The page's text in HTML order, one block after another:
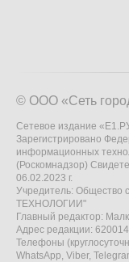
© ООО «Сеть
Сетевое издание
Зарегистрировано
информационных
(Роскомнадзор)
06.02.2023 г.
Учредитель: Общество
ТЕХНОЛОГИИ"
Главный редактор:
Адрес редакции:
Телефоны
WhatsApp, Viber,